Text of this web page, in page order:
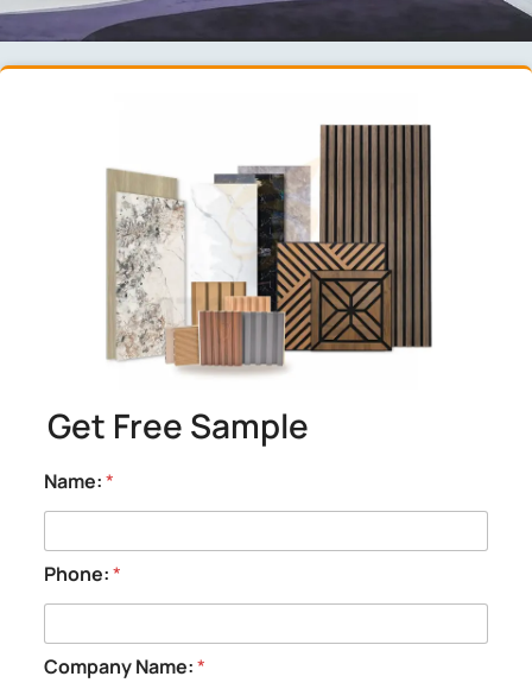
Delivery time
We will send out the samples within 3 working
days after confirming the samples with you.
Get Free Sample
Name:*
Phone:*
Company Name:*